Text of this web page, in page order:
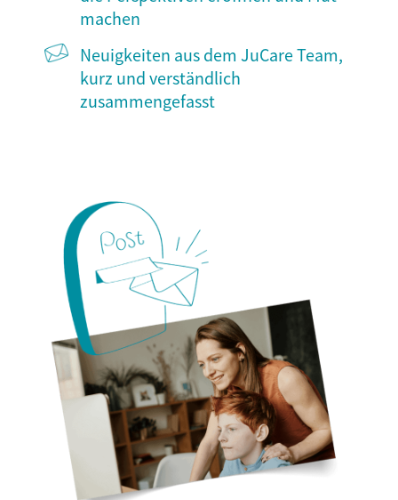
machen
Neuigkeiten aus dem JuCare Team,
kurz und verständlich
zusammengefasst